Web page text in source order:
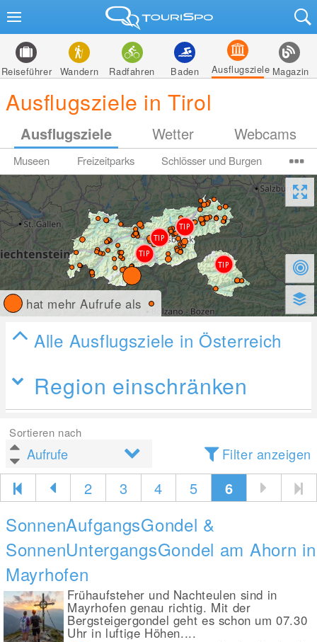
Reiseführer Wandern Radfahren Baden Ausflugsziele Magazin
Ausflugsziele in Tirol
Ausflugsziele Wetter Webcams
Museen Freizeitparks Schlösser und Burgen
hat mehr Aufrufe als
Alle Ausflugsziele in Österreich
Region einschränken
Sortieren nach
Filter anzeigen
2 3 4 5 6
SonnenAufgangsGondel &
SonnenUntergangsGondel am Ahorn in
Mayrhofen
Frühaufsteher und Nachteulen sind in
Mayrhofen genau richtig. Mit der
Bergsteigergondel geht es schon um 07.30
Uhr in luftige Höhen....